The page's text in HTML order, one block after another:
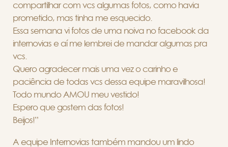
compartilhar com vcs algumas fotos, como havia
prometido, mas tinha me esquecido.
Essa semana vi fotos de uma noiva no facebook da
internovias e aí me lembrei de mandar algumas pra
vcs.
Quero agradecer mais uma vez o carinho e
paciência de todas vcs dessa equipe maravilhosa!
Todo mundo AMOU meu vestido!
Espero que gostem das fotos!
Beijos!”
A equipe Internovias também mandou um lindo